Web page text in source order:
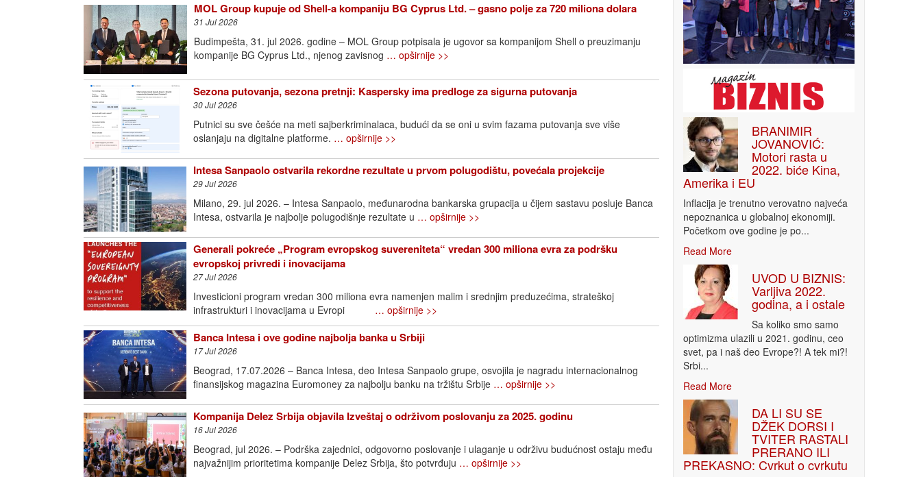
MOL Group kupuje od Shell-a kompaniju BG Cyprus Ltd. – gasno polje za 720 miliona dolara
31 Jul 2026
Budimpešta, 31. jul 2026. godine – MOL Group potpisala je ugovor sa kompanijom Shell o preuzimanju
kompanije BG Cyprus Ltd., njenog zavisnog … opširnije >>
Sezona putovanja, sezona pretnji: Kaspersky ima predloge za sigurna putovanja
30 Jul 2026
Putnici su sve češće na meti sajberkriminalaca, budući da se oni u svim fazama putovanja sve više
oslanjaju na digitalne platforme. … opširnije >>
Intesa Sanpaolo ostvarila rekordne rezultate u prvom polugodištu, povećala projekcije
29 Jul 2026
Milano, 29. jul 2026. – Intesa Sanpaolo, međunarodna bankarska grupacija u čijem sastavu posluje Banca
Intesa, ostvarila je najbolje polugodišnje rezultate u … opširnije >>
Generali pokreće „Program evropskog suvereniteta“ vredan 300 miliona evra za podršku
evropskoj privredi i inovacijama
27 Jul 2026
Investicioni program vredan 300 miliona evra namenjen malim i srednjim preduzećima, strateškoj
infrastrukturi i inovacijama u Evropi … opširnije >>
Banca Intesa i ove godine najbolja banka u Srbiji
17 Jul 2026
Beograd, 17.07.2026 – Banca Intesa, deo Intesa Sanpaolo grupe, osvojila je nagradu internacionalnog
finansijskog magazina Euromoney za najbolju banku na tržištu Srbije … opširnije >>
Kompanija Delez Srbija objavila Izveštaj o održivom poslovanju za 2025. godinu
16 Jul 2026
Beograd, jul 2026. – Podrška zajednici, odgovorno poslovanje i ulaganje u održivu budućnost ostaju među
najvažnijim prioritetima kompanije Delez Srbija, što potvrđuju … opširnije >>
BRANIMIR
JOVANOVIĆ:
Motori rasta u
2022. biće Kina,
Amerika i EU
Inflacija je trenutno verovatno najveća
nepoznanica u globalnoj ekonomiji.
Početkom ove godine je po...
Read More
UVOD U BIZNIS:
Varljiva 2022.
godina, a i ostale
Sa koliko smo samo
optimizma ulazili u 2021. godinu, ceo
svet, pa i naš deo Evrope?! A tek mi?!
Srbi...
Read More
DA LI SU SE
DŽEK DORSI I
TVITER RASTALI
PRERANO ILI
PREKASNO: Cvrkut o cvrkutu